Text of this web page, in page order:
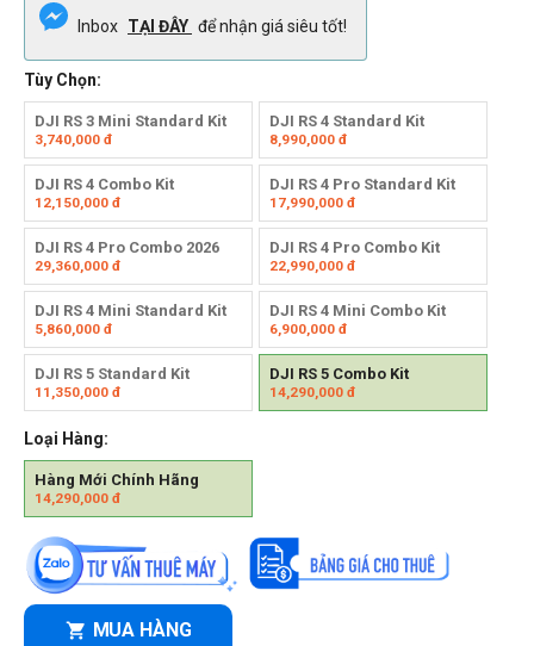
Inbox TẠI ĐÂY để nhận giá siêu tốt!
Tùy Chọn:
DJI RS 3 Mini Standard Kit
3,740,000 đ
DJI RS 4 Standard Kit
8,990,000đ
DJI RS 4 Combo Kit
12,150,000 đ
DJI RS 4 Pro Standard Kit
17,990,000đ
DJI RS 4 Pro Combo 2026
29,360,000 đ
DJI RS 4 Pro Combo Kit
22,990,000đ
DJI RS 4 Mini Standard Kit
5,860,000 đ
DJI RS 4 Mini Combo Kit
6,900,000đ
DJI RS 5 Standard Kit
11,350,000 đ
DJI RS 5 Combo Kit
14,290,000đ
Loại Hàng:
Hàng Mới Chính Hãng
14,290,000 đ
MUA HÀNG